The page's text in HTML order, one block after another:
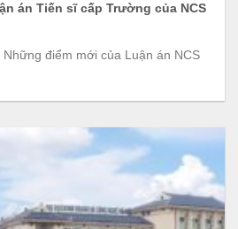
án Tiến sĩ cấp Trường của NCS
điểm mới của Luận án NCS